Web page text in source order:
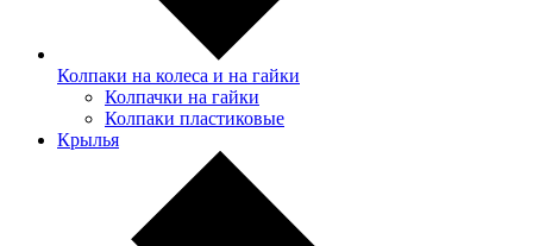
Колпаки на колеса и на гайки
Колпачки на гайки
Колпаки пластиковые
Крылья